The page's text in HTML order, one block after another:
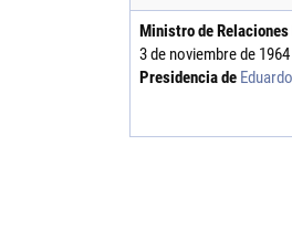
Ministro de
3 de noviembre de
Presidencia de